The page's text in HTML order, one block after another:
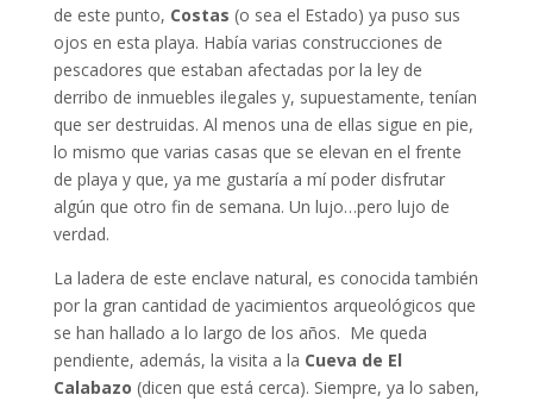
de este punto, Costas (o sea el Estado) ya puso sus
ojos en esta playa. Había varias construcciones de
pescadores que estaban afectadas por la ley de
derribo de inmuebles ilegales y, supuestamente, tenían
que ser destruidas. Al menos una de ellas sigue en pie,
lo mismo que varias casas que se elevan en el frente
de playa y que, ya me gustaría a mí poder disfrutar
algún que otro fin de semana. Un lujo…pero lujo de
verdad.
La ladera de este enclave natural, es conocida también
por la gran cantidad de yacimientos arqueológicos que
se han hallado a lo largo de los años. Me queda
pendiente, además, la visita a la Cueva de El
Calabazo (dicen que está cerca). Siempre, ya lo saben,